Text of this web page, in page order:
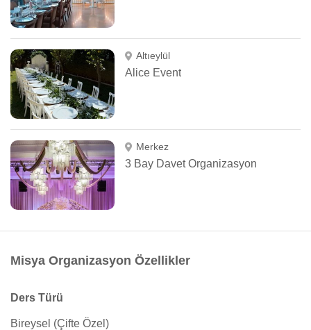
Altıeylül
Alice Event
Merkez
3 Bay Davet Organizasyon
Misya Organizasyon Özellikler
Ders Türü
Bireysel (Çifte Özel)